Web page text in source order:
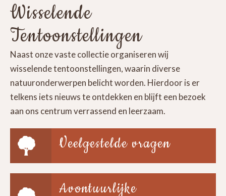
Wisselende
Tentoonstellingen
Naast onze vaste collectie organiseren wij
wisselende tentoonstellingen, waarin diverse
natuuronderwerpen belicht worden. Hierdoor is er
telkens iets nieuws te ontdekken en blijft een bezoek
aan ons centrum verrassend en leerzaam.
Veelgestelde vragen
Avontuurlijke